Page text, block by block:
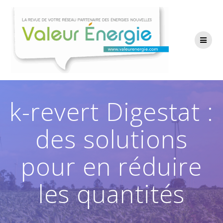
contenu
k-revert Digestat :
des solutions
pour en réduire
les quantités